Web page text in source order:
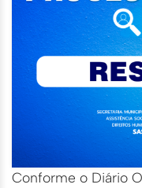
Conforme o Diário